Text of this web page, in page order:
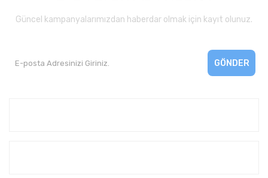
Güncel kampanyalarımızdan haberdar olmak için kayıt olunuz.
GÖNDER